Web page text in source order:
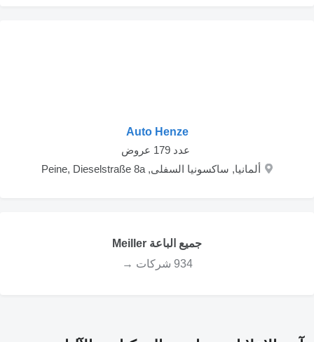
Auto Henze
‏ عدد 179 عروض
ألمانيا, ساكسونيا السفلى, Peine, Dieselstraße 8a
جميع الباعة Meiller
934 شركات →